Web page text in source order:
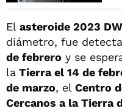
El asteroide 2023 DW
diámetro, fue
de febrero y se
la Tierra el 14 de
de marzo, el Centro
Cercanos a la Tierra